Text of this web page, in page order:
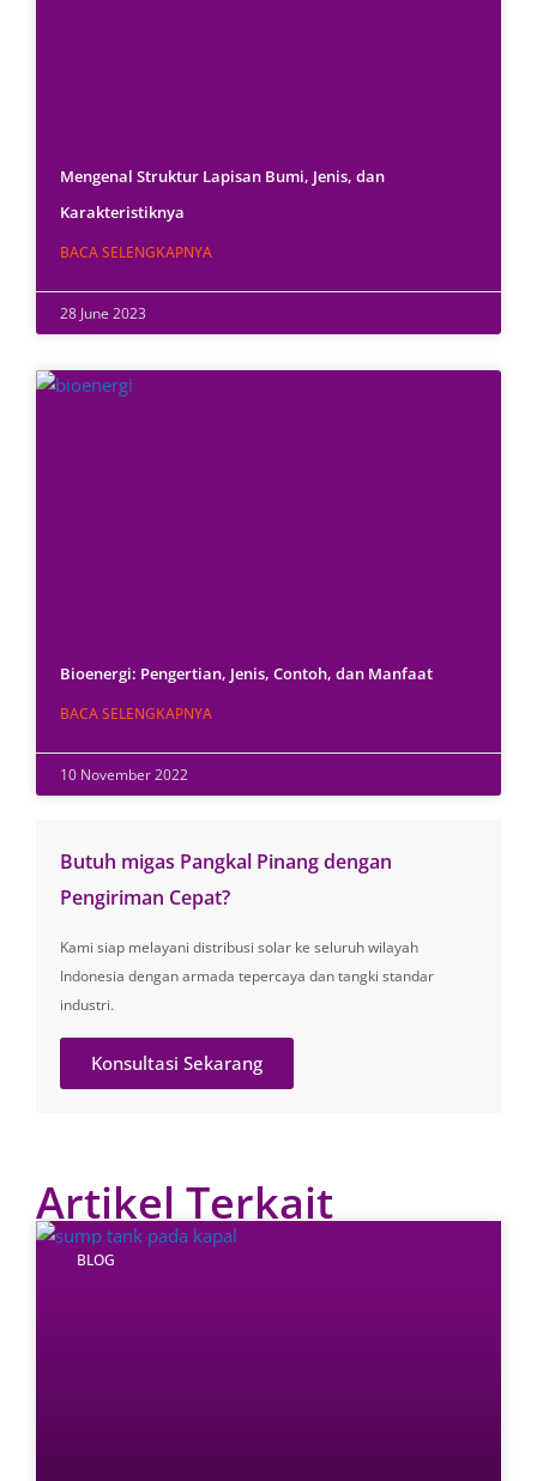
Mengenal Struktur Lapisan Bumi, Jenis, dan
Karakteristiknya
BACA SELENGKAPNYA
28 June 2023
Bioenergi: Pengertian, Jenis, Contoh, dan Manfaat
BACA SELENGKAPNYA
10 November 2022
Butuh migas Pangkal Pinang dengan
Pengiriman Cepat?
Kami siap melayani distribusi solar ke seluruh wilayah
Indonesia dengan armada tepercaya dan tangki standar
industri.
Konsultasi Sekarang
Artikel Terkait
BLOG